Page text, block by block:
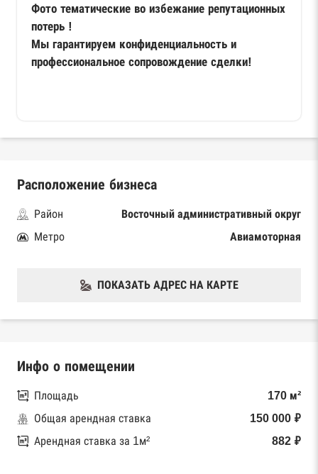
Фото тематические во избежание репутационных
потерь !
Мы гарантируем конфиденциальность и
профессиональное сопровождение сделки!
Расположение бизнеса
Район
Восточный административный округ
Метро
Авиамоторная
ПОКАЗАТЬ АДРЕС НА КАРТЕ
Инфо о помещении
Площадь
170 м²
Общая арендная ставка
150 000 ₽
Арендная ставка за 1м²
882 ₽